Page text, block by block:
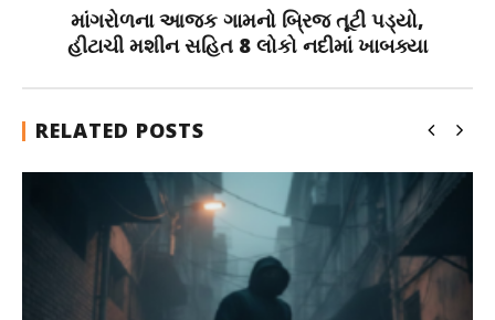
માંગરોળના આજક ગામનો બ્રિજ તૂટી પડ્યો,
હીટાચી મશીન સહિત 8 લોકો નદીમાં ખાબક્યા
RELATED POSTS